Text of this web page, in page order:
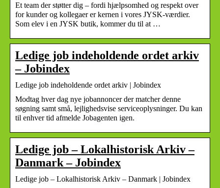
Et team der støtter dig – fordi hjælpsomhed og respekt over
for kunder og kollegaer er kernen i vores JYSK-værdier.
Som elev i en JYSK butik, kommer du til at …
Ledige job indeholdende ordet arkiv
– Jobindex
Ledige job indeholdende ordet arkiv | Jobindex
Modtag hver dag nye jobannoncer der matcher denne
søgning samt små, lejlighedsvise serviceoplysninger. Du kan
til enhver tid afmelde Jobagenten igen.
Ledige job – Lokalhistorisk Arkiv –
Danmark – Jobindex
Ledige job – Lokalhistorisk Arkiv – Danmark | Jobindex